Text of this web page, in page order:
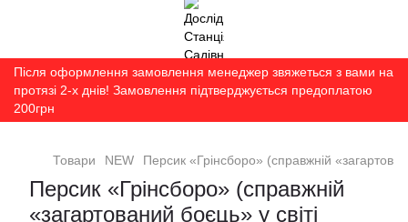
Після оформлення замовлення менеджер звяжеться з вами на
протязі 2-х днів! Замовлення підтверджується предоплатою
200грн
Товари NEW Персик «Грінсборо» (справжній
Персик «Грінсборо» (справжній
«загартований боєць» у світі